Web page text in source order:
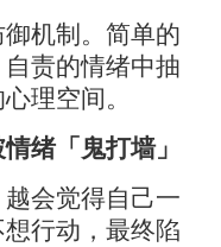
机制。简单的
责的情绪中抽
理空间。
绪「鬼打墙」
会觉得自己一
行动，最终陷